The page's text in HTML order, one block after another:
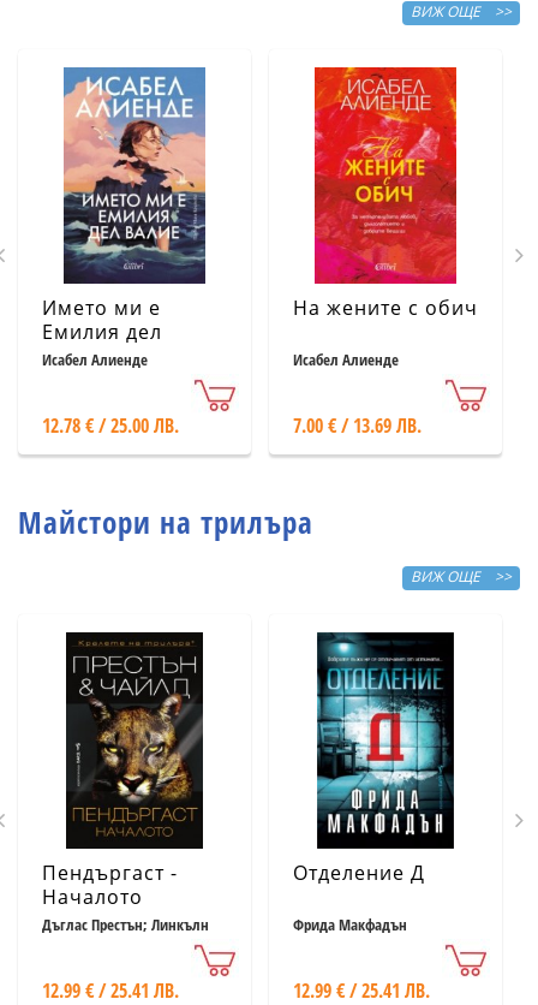
ВИЖ ОЩЕ >>
Името ми е
Емилия дел
Валие
Исабел Алиенде
12.78 € / 25.00 ЛВ.
На жените с обич
Исабел Алиенде
7.00 € / 13.69 ЛВ.
Майстори на трилъра
ВИЖ ОЩЕ >>
Пендъргаст -
Началото
Дъглас Престън; Линкълн
12.99 € / 25.41 ЛВ.
Отделение Д
Фрида Макфадън
12.99 € / 25.41 ЛВ.